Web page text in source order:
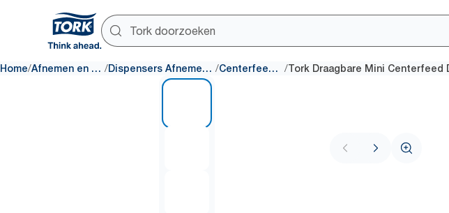
Home/ Afnemen en schoonmaken / Dispensers Afnemen en schoonmaken / Centerfeed Dispensers /